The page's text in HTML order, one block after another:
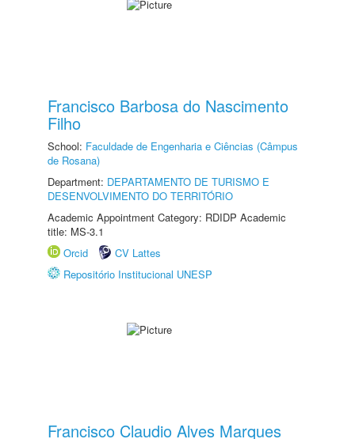
Francisco Barbosa do Nascimento
Filho
School: Faculdade de Engenharia e Ciências (Câmpus
de Rosana)
Department: DEPARTAMENTO DE TURISMO E
DESENVOLVIMENTO DO TERRITÓRIO
Academic Appointment Category: RDIDP Academic
title: MS-3.1
Orcid
CV Lattes
Repositório Institucional UNESP
Francisco Claudio Alves Marques